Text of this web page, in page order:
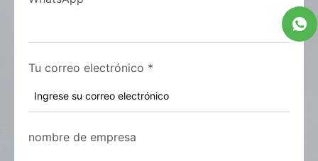
Tu correo electrónico *
nombre de empresa